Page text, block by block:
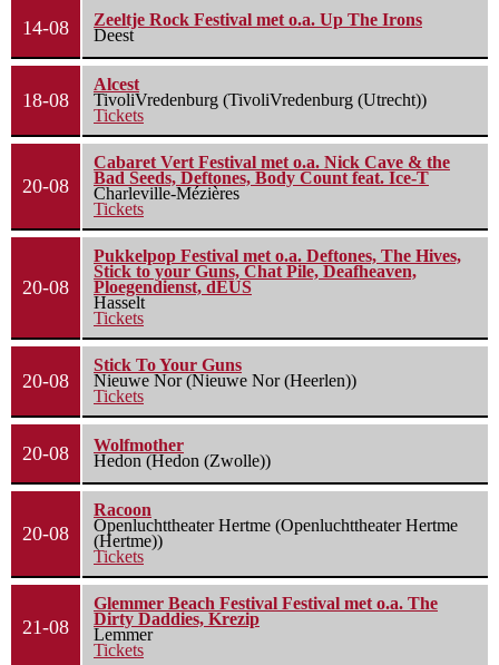
14-08
Zeeltje Rock Festival met o.a. Up The Irons
Deest
18-08
Alcest
TivoliVredenburg (TivoliVredenburg (Utrecht))
Tickets
20-08
Cabaret Vert Festival met o.a. Nick Cave & the
Bad Seeds, Deftones, Body Count feat. Ice-T
Charleville-Mézières
Tickets
20-08
Pukkelpop Festival met o.a. Deftones, The Hives,
Stick to your Guns, Chat Pile, Deafheaven,
Ploegendienst, dEUS
Hasselt
Tickets
20-08
Stick To Your Guns
Nieuwe Nor (Nieuwe Nor (Heerlen))
Tickets
20-08
Wolfmother
Hedon (Hedon (Zwolle))
20-08
Racoon
Openluchttheater Hertme (Openluchttheater Hertme
(Hertme))
Tickets
21-08
Glemmer Beach Festival Festival met o.a. The
Dirty Daddies, Krezip
Lemmer
Tickets